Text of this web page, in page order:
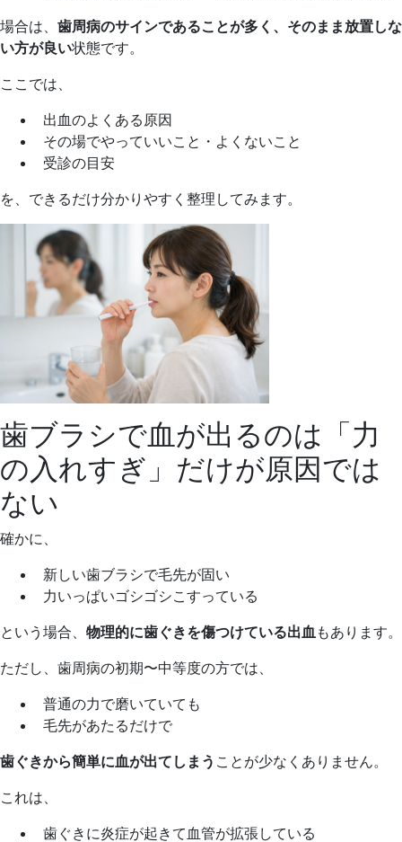
場合は、 歯周病のサインであることが多く、そのまま放置しな
い方が良い状態です。
ここでは、
出血のよくある原因
その場でやっていいこと・よくないこと
受診の目安
を、できるだけ分かりやすく整理してみます。
歯ブラシで血が出るのは「力
の入れすぎ」だけが原因では
ない
確かに、
新しい歯ブラシで毛先が固い
力いっぱいゴシゴシこすっている
という場合、 物理的に歯ぐきを傷つけている出血もあります。
ただし、歯周病の初期〜中等度の方では、
普通の力で磨いていても
毛先があたるだけで
歯ぐきから簡単に血が出てしまう ことが少なくありません。
これは、
歯ぐきに炎症が起きて血管が拡張している